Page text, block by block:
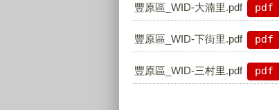
豐原區_WID-大湳里.pdf pdf
豐原區_WID-下街里.pdf pdf
豐原區_WID-三村里.pdf pdf